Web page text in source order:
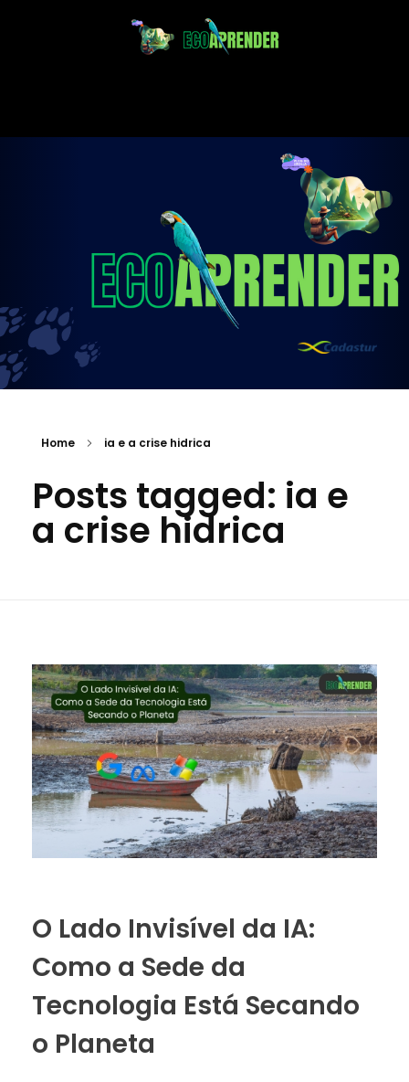
Projeto Ecoaprender
Educação Ambiental
Home ia e a crise hidrica
Posts tagged: ia e
a crise hidrica
O Lado Invisível da IA:
Como a Sede da
Tecnologia Está Secando
o Planeta